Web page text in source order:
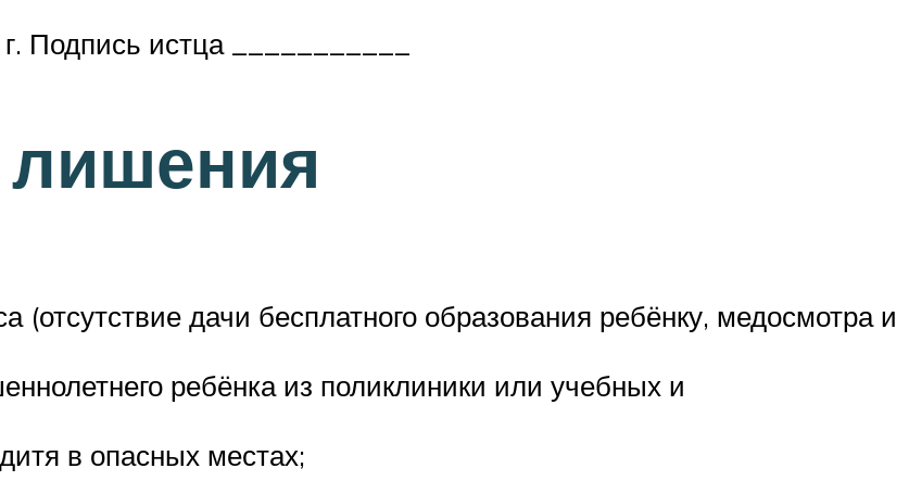
Подпись истца ___________
(отсутствие дачи бесплатного образования ребёнку, медосмотра и
ребёнка из поликлиники или учебных и
в опасных местах;